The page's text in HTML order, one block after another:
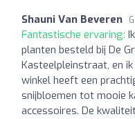
Shauni Van Beveren
Fantastische ervaring:
planten besteld bij De
Kasteelpleinstraat, en
winkel heeft een
snijbloemen tot mooie
accessoires. De